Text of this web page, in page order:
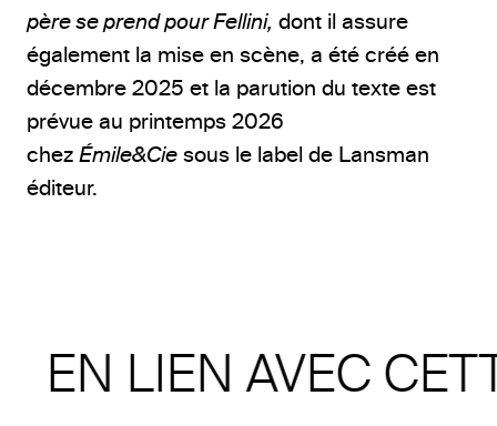
père se prend pour Fellini, dont il assure
également la mise en scène, a été créé en
décembre 2025 et la parution du texte est
prévue au printemps 2026
chez Émile&Cie sous le label de Lansman
éditeur.
EN LIEN AVEC